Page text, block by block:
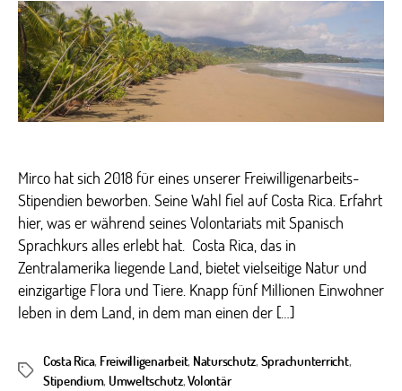
als
in
Mirco hat sich 2018 für eines unserer Freiwilligenarbeits-
Stipendien beworben. Seine Wahl fiel auf Costa Rica. Erfahrt
hier, was er während seines Volontariats mit Spanisch
Sprachkurs alles erlebt hat. Costa Rica, das in
Zentralamerika liegende Land, bietet vielseitige Natur und
einzigartige Flora und Tiere. Knapp fünf Millionen Einwohner
leben in dem Land, in dem man einen der […]
Schlagwörter
Costa Rica, Freiwilligenarbeit, Naturschutz, Sprachunterricht,
Stipendium, Umweltschutz,Volontär